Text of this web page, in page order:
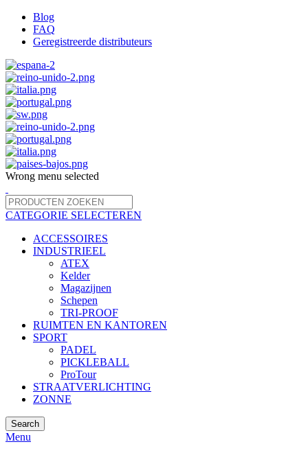
Blog
FAQ
Geregistreerde distributeurs
Wrong menu selected
CATEGORIE SELECTEREN
ACCESSOIRES
INDUSTRIEEL
ATEX
Kelder
Magazijnen
Schepen
TRI-PROOF
RUIMTEN EN KANTOREN
SPORT
PADEL
PICKLEBALL
ProTour
STRAATVERLICHTING
ZONNE
Search
Menu